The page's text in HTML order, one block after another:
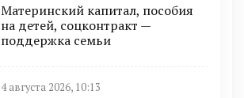
Материнский капитал, пособия
на детей, соцконтракт —
поддержка семьи
4 августа 2026, 10:13